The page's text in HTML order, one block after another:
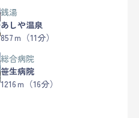
銭湯
あしや温泉
857ｍ（11分）
総合病院
笹生病院
1216ｍ（16分）